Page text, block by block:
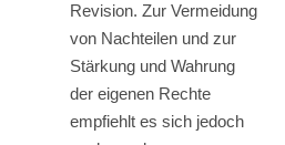
Revision. Zur Vermeidung
von Nachteilen und zur
Stärkung und Wahrung
der eigenen Rechte
empfiehlt es sich jedoch